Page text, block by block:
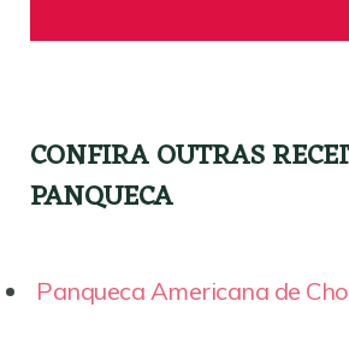
CONFIRA OUTRAS
PANQUECA
Panqueca Americana de